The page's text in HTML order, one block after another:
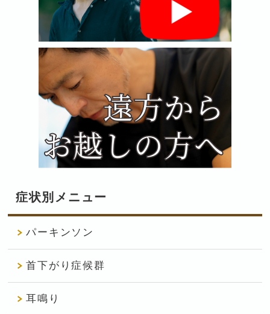
症状別メニュー
パーキンソン
首下がり症候群
耳鳴り